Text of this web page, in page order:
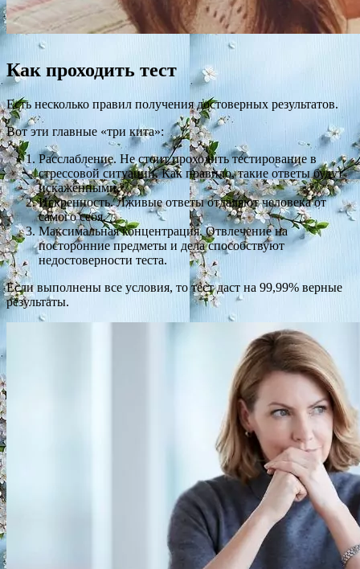
Как проходить тест
Есть несколько правил получения достоверных результатов.
Вот эти главные «три кита»:
Расслабление. Не стоит проходить тестирование в
стрессовой ситуации. Как правило, такие ответы будут
искаженными.
Искренность. Лживые ответы отдаляют человека от
самого себя.
Максимальная концентрация. Отвлечение на
посторонние предметы и дела способствуют
недостоверности теста.
Если выполнены все условия, то тест даст на 99,99% верные
результаты.